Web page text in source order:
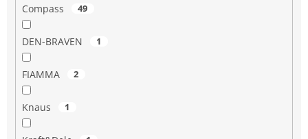
Compass 49
DEN-BRAVEN 1
FIAMMA 2
Knaus 1